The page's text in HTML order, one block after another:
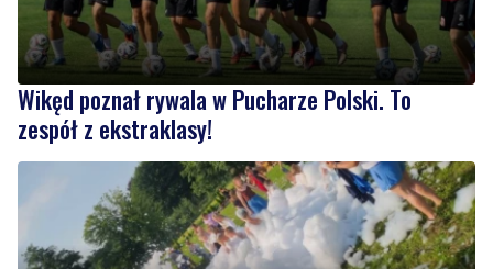
Wikęd poznał rywala w Pucharze Polski. To
zespół z ekstraklasy!